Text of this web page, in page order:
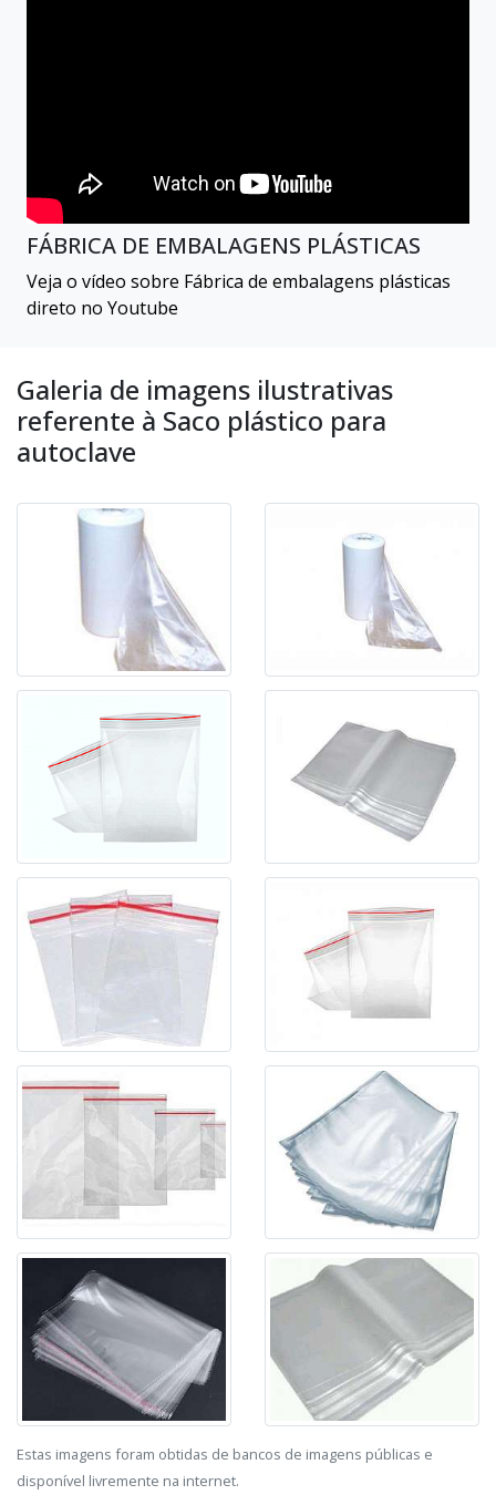
FÁBRICA DE EMBALAGENS PLÁSTICAS
Veja o vídeo sobre Fábrica de embalagens plásticas
direto no Youtube
Galeria de imagens ilustrativas
referente à Saco plástico para
autoclave
Estas imagens foram obtidas de bancos de imagens públicas e
disponível livremente na internet.